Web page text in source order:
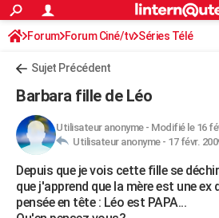
ACTUALITÉS
Politique
Société
Faits Divers
Education
Monde
Villes
+
FINANCE
Retraite
Impôts
Epargne
Immobilier
Risques naturels par ville
Banque
Assurance
Crédit
AUTO
Essais
Réserver un essai
Citadines
Berlines
SUV
Forum auto
+HIGH-TECH
Mobiles
Meilleur smartphone
Internet
Ordinateurs
Jeux vidéo
Guide high-tech
+BRICOLAGE
S'inscrire
Connexion
Forum Forum Ciné/tv Séries Télé
Sujet Précédent
Barbara fille de Léo
Utilisateur anonyme- Modifié le 16
Utilisateur anonyme - 17 févr.
Depuis que je vois cette fille se
que j'apprend que la mère est une ex
pensée en tête : Léo est PAPA...